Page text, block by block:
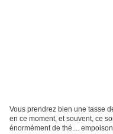
Vous prendrez bien une tasse
en ce moment, et souvent, ce
énormément de thé....